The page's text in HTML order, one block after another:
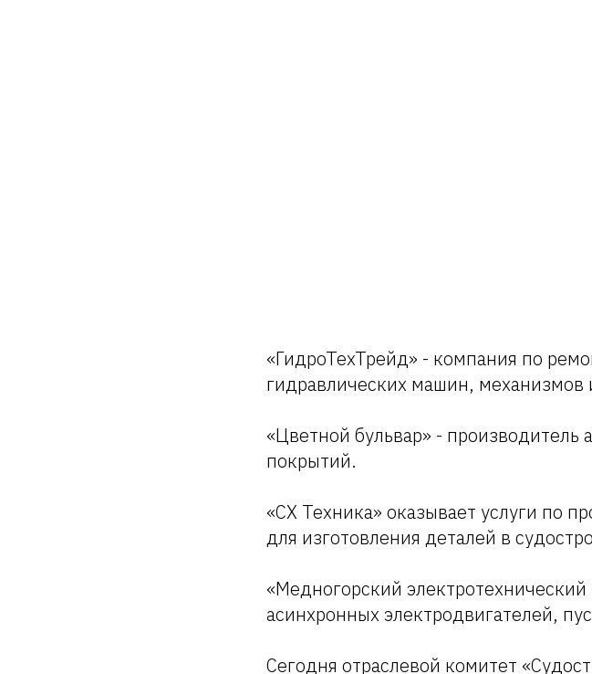
«ГидроТехТрейд» - компания по
гидравлических машин,
«Цветной бульвар» - производитель
покрытий.
«СХ Техника» оказывает услуги по
для изготовления деталей в
«Медногорский
асинхронных электродвигателей,
Сегодня отраслевой комитет